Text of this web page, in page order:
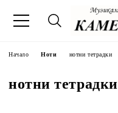
Начало Ноти нотни тетрадки
нотни тетрадки